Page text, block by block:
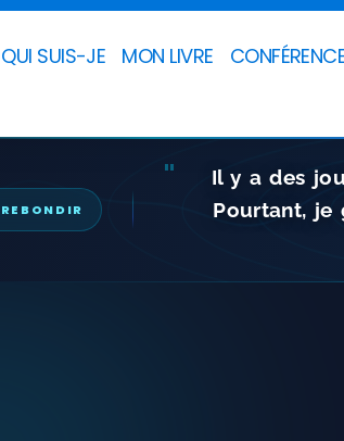
QUI SUIS-JE MON LIVRE
REBONDIR
"
Il y a des
Pourtant, je